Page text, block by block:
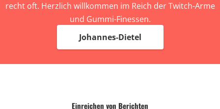
recht oft. Herzlich willkommen im Reich der Twitch-Arme
und Gummi-Finessen.
Johannes-Dietel
Einreichen von Berichten